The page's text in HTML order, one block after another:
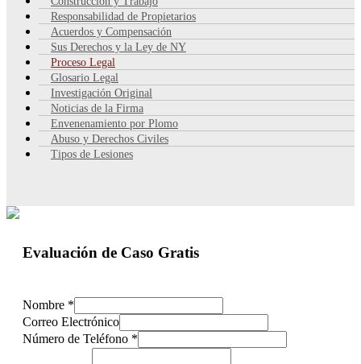
Responsabilidad de Propietarios
Acuerdos y Compensación
Sus Derechos y la Ley de NY
Proceso Legal
Glosario Legal
Investigación Original
Noticias de la Firma
Envenenamiento por Plomo
Abuso y Derechos Civiles
Tipos de Lesiones
Evaluación de Caso Gratis
Nombre *
Correo Electrónico
Número de Teléfono *